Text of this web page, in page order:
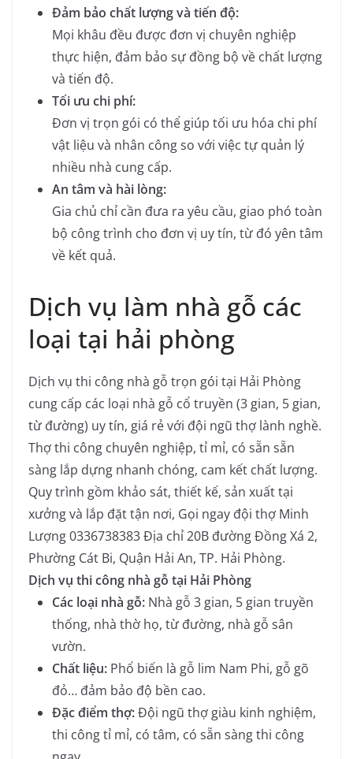
Đảm bảo chất lượng và tiến độ:
Mọi khâu đều được đơn vị chuyên nghiệp
thực hiện, đảm bảo sự đồng bộ về chất lượng
và tiến độ.
Tối ưu chi phí:
Đơn vị trọn gói có thể giúp tối ưu hóa chi phí
vật liệu và nhân công so với việc tự quản lý
nhiều nhà cung cấp.
An tâm và hài lòng:
Gia chủ chỉ cần đưa ra yêu cầu, giao phó toàn
bộ công trình cho đơn vị uy tín, từ đó yên tâm
về kết quả.
Dịch vụ làm nhà gỗ các
loại tại hải phòng
Dịch vụ thi công nhà gỗ trọn gói tại Hải Phòng
cung cấp các loại nhà gỗ cổ truyền (3 gian, 5 gian,
từ đường) uy tín, giá rẻ với đội ngũ thợ lành nghề.
Thợ thi công chuyên nghiệp, tỉ mỉ, có sẵn sẵn
sàng lắp dựng nhanh chóng, cam kết chất lượng.
Quy trình gồm khảo sát, thiết kế, sản xuất tại
xưởng và lắp đặt tận nơi, Gọi ngay đội thợ Minh
Lượng 0336738383 Địa chỉ 20B đường Đồng Xá 2,
Phường Cát Bi, Quận Hải An, TP. Hải Phòng.
Dịch vụ thi công nhà gỗ tại Hải Phòng
Các loại nhà gỗ: Nhà gỗ 3 gian, 5 gian truyền
thống, nhà thờ họ, từ đường, nhà gỗ sân
vườn.
Chất liệu: Phổ biến là gỗ lim Nam Phi, gỗ gõ
đỏ… đảm bảo độ bền cao.
Đặc điểm thợ:Đội ngũ thợ giàu kinh nghiệm,
thi công tỉ mỉ, có tâm, có sẵn sàng thi công